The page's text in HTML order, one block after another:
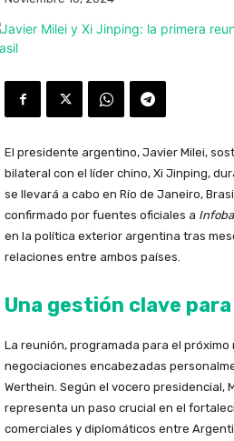
El presidente argentino, Javier Milei,
bilateral con el líder chino, Xi Jinping,
se llevará a cabo en Río de Janeiro,
confirmado por fuentes oficiales a
en la política exterior argentina tras
relaciones entre ambos países.
Una gestión clave
La reunión, programada para el
negociaciones encabezadas
Werthein. Según el vocero presidencial,
representa un paso crucial en el
comerciales y diplomáticos entre